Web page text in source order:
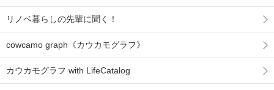
リノベ暮らしの先輩に聞く！
cowcamo graph《カウカモグラフ》
カウカモグラフ with LifeCatalog